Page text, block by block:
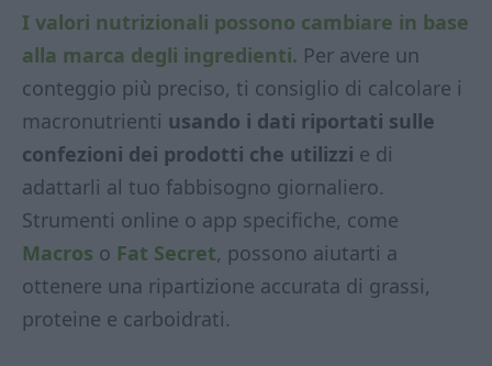
I valori nutrizionali possono cambiare in base
alla marca degli ingredienti. Per avere un
conteggio più preciso, ti consiglio di calcolare i
macronutrienti usando i dati riportati sulle
confezioni dei prodotti che utilizzi e di
adattarli al tuo fabbisogno giornaliero.
Strumenti online o app specifiche, come
Macros o Fat Secret, possono aiutarti a
ottenere una ripartizione accurata di grassi,
proteine e carboidrati.